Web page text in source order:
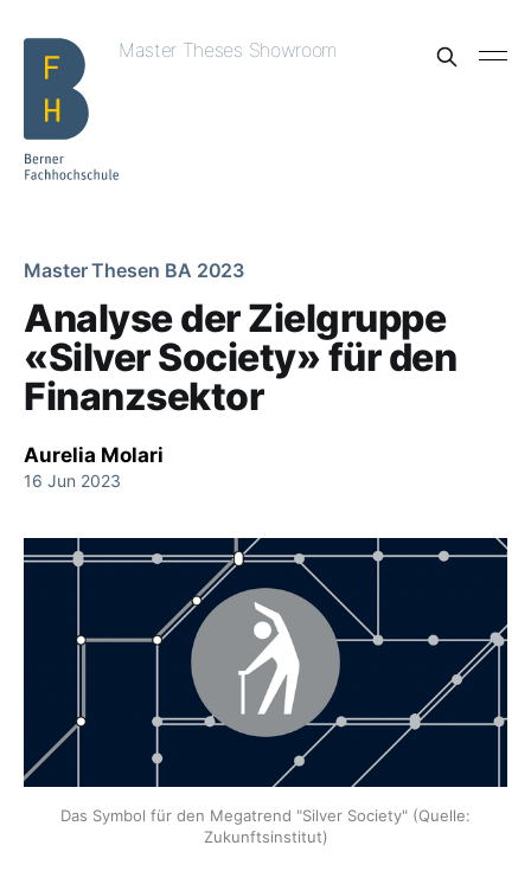
Master Theses Showroom
Master Thesen BA 2023
Analyse der Zielgruppe
«Silver Society» für den
Finanzsektor
Aurelia Molari
16 Jun 2023
Das Symbol für den Megatrend "Silver Society" (Quelle:
Zukunftsinstitut)